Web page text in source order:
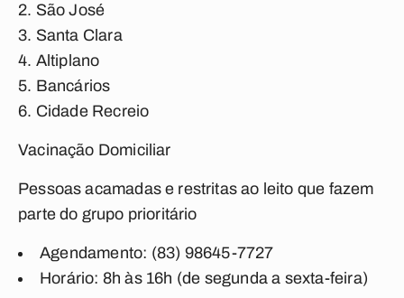
São José
Santa Clara
Altiplano
Bancários
Cidade Recreio
Vacinação Domiciliar
Pessoas acamadas e restritas ao leito que fazem
parte do grupo prioritário
Agendamento: (83) 98645-7727
Horário: 8h às 16h (de segunda a sexta-feira)